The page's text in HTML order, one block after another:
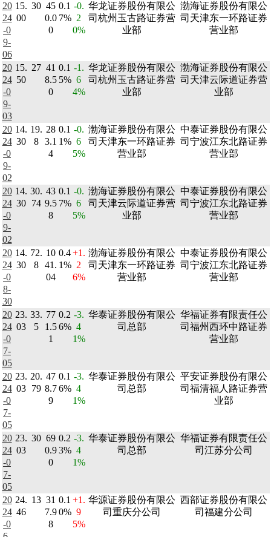
20
24
-0
9-
06
15.
00
30 45
0.0
0
0.1
7%
-0.
2
0%
华龙证券股份有限公
司杭州玉古路证券营
业部
渤海证券股份有限公
司天津东一环路证券
营业部
20
24
-0
9-
03
15.
50
27 41
8.5
0
0.1
5%
-1.
6
4%
华龙证券股份有限公
司杭州玉古路证券营
业部
渤海证券股份有限公
司天津云际道证券营
业部
20
24
-0
9-
02
14.
30
19.
8
28
3.1
4
0.1
1%
-0.
6
5%
渤海证券股份有限公
司天津东一环路证券
营业部
中泰证券股份有限公
司宁波江东北路证券
营业部
20
24
-0
9-
02
14.
30
30.
74
43
9.5
8
0.1
7%
-0.
6
5%
渤海证券股份有限公
司天津云际道证券营
业部
中泰证券股份有限公
司宁波江东北路证券
营业部
20
24
-0
8-
30
14.
30
72.
8
10
41.
04
0.4
1%
+1.
2
6%
渤海证券股份有限公
司天津东一环路证券
营业部
中泰证券股份有限公
司宁波江东北路证券
营业部
20
24
-0
7-
05
23.
03
33.
5
77
1.5
1
0.2
6%
-3.
4
1%
华泰证券股份有限公
司总部
华福证券有限责任公
司福州西环中路证券
营业部
20
24
-0
7-
05
23.
03
20.
79
47
8.7
9
0.1
6%
-3.
4
1%
华泰证券股份有限公
司总部
平安证券股份有限公
司福清福人路证券营
业部
20
24
-0
7-
05
23.
03
30 69
0.9
0
0.2
3%
-3.
4
1%
华泰证券股份有限公
司总部
华福证券有限责任公
司江苏分公司
20
24
-0
24.
46
13 31
7.9
8
0.1
0%
+1.
9
5%
华源证券股份有限公
司重庆分公司
西部证券股份有限公
司福建分公司